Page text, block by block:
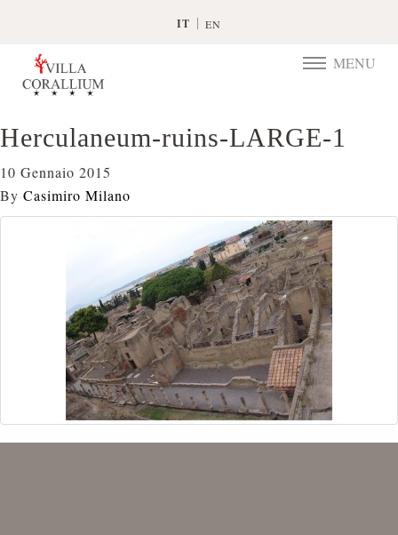
IT EN
TOGGLE
MENU
Herculaneum-ruins-LARGE-1
10 Gennaio 2015
By Casimiro Milano